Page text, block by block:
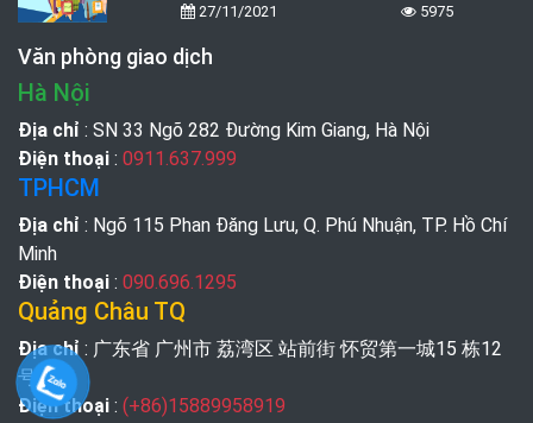
27/11/2021 5975
Văn phòng giao dịch
Hà Nội
Địa chỉ : SN 33 Ngõ 282 Đường Kim Giang, Hà Nội
Điện thoại : 0911.637.999
TPHCM
Địa chỉ : Ngõ 115 Phan Đăng Lưu, Q. Phú Nhuận, TP. Hồ Chí
Minh
Điện thoại : 090.696.1295
Quảng Châu TQ
Địa chỉ : 广东省 广州市 荔湾区 站前街 怀贸第一城15 栋12
号
Điện thoại : (+86)15889958919